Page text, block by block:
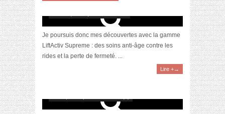
par Vichy
Je poursuis donc mes découvertes avec la gamme
LiftActiv Supreme : des soins anti-âge contre les
rides et la perte de fermeté. ...
Lire +→
[Revue] Ma routine capillaire détox avec la